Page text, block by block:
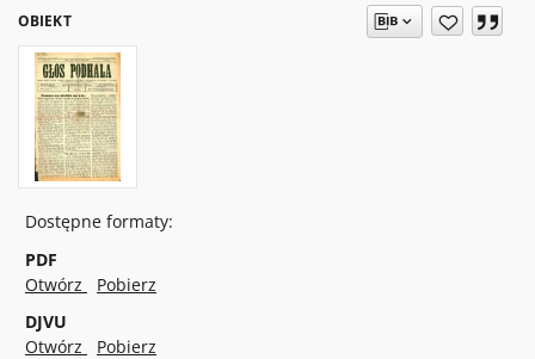
OBIEKT
Dostępne formaty:
PDF
Otwórz
Pobierz
DJVU
Otwórz
Pobierz